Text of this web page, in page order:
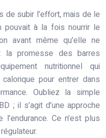
de subir l’effort, mais de le
pouvait à la fois nourrir le
avant même qu’elle ne
la promesse des barres
nutritionnel qui
pour entrer dans
Oubliez la simple
; il s’agit d’une approche
Ce n’est plus